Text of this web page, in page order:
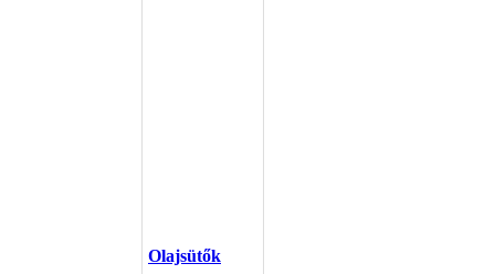
Olajsütők